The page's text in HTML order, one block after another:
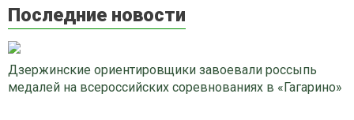
Последние новости
Дзержинские ориентировщики завоевали россыпь
медалей на всероссийских соревнованиях в «Гагарино»